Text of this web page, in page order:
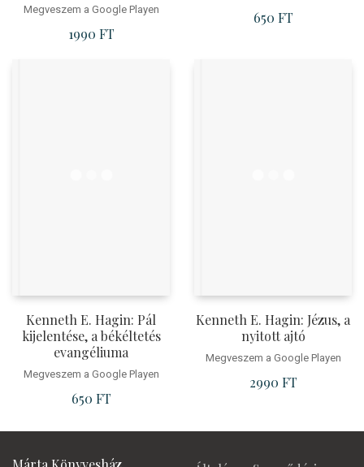
Megveszem a Google Playen
1990 FT
650 FT
Kenneth E. Hagin: Pál
kijelentése, a békéltetés
evangéliuma
Megveszem a Google Playen
650 FT
Kenneth E. Hagin: Jézus, a
nyitott ajtó
Megveszem a Google Playen
2990 FT